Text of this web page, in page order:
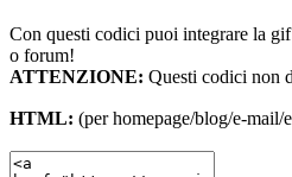
Con questi codici puoi integrare la
o forum!
ATTENZIONE: Questi codici non
HTML: (per homepage/blog/e-mail/